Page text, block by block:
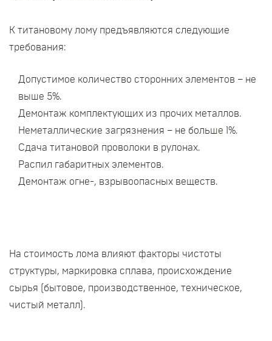
К титановому лому предъявляются следующие
требования:
Допустимое количество сторонних элементов – не
выше 5%.
Демонтаж комплектующих из прочих металлов.
Неметаллические загрязнения – не больше 1%.
Сдача титановой проволоки в рулонах.
Распил габаритных элементов.
Демонтаж огне-, взрывоопасных веществ.
На стоимость лома влияют факторы чистоты
структуры, маркировка сплава, происхождение
сырья (бытовое, производственное, техническое,
чистый металл).